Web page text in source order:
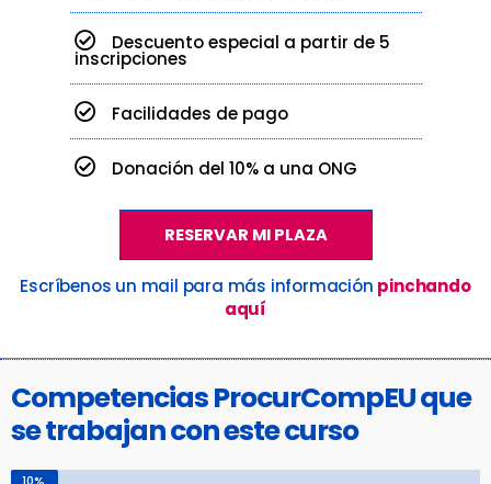
CURSO ON LINE EN DIRECTO / 9
ABRIL 2025
REERVAR MI PLAZA
Descuento especial a partir de 5
inscripciones
Facilidades de pago
Donación del 10% a una ONG
RESERVAR MI PLAZA
Escríbenos un mail para más información pinchando
aquí
Competencias ProcurCompEU que
se trabajan con este curso